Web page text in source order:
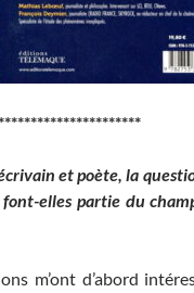
et poète, la
elles partie du
m’ont d’abord